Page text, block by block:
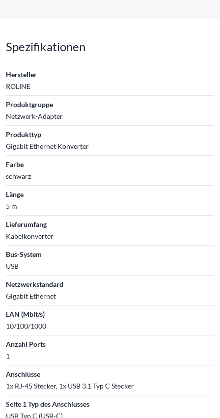
Spezifikationen
Hersteller
ROLINE
Produktgruppe
Netzwerk-Adapter
Produkttyp
Gigabit Ethernet Konverter
Farbe
schwarz
Länge
5 m
Lieferumfang
Kabelkonverter
Bus-System
USB
Netzwerkstandard
Gigabit Ethernet
LAN (Mbit/s)
10/100/1000
Anzahl Ports
1
Anschlüsse
1x RJ-45 Stecker, 1x USB 3.1 Typ C Stecker
Seite 1 Typ des Anschlusses
USB Typ C (USB-C)